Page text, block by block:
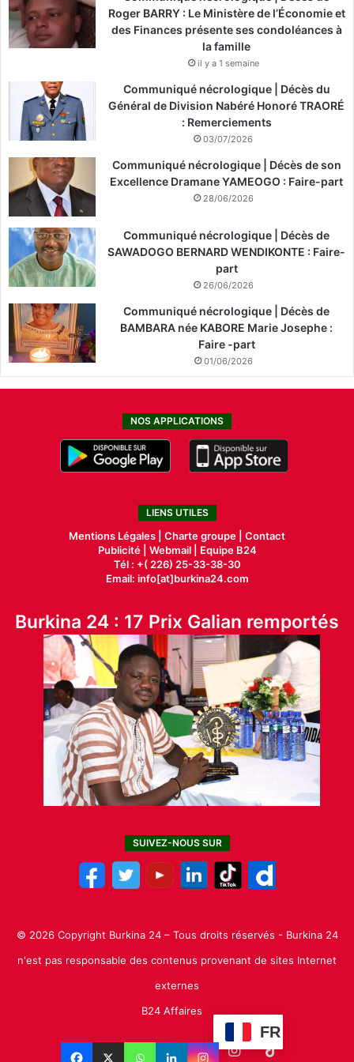
Roger BARRY : Le Ministère de l’Économie et
des Finances présente ses condoléances à
la famille
il y a 1 semaine
Communiqué nécrologique | Décès du
Général de Division Nabéré Honoré TRAORÉ
: Remerciements
03/07/2026
Communiqué nécrologique | Décès de son
Excellence Dramane YAMEOGO : Faire-part
28/06/2026
Communiqué nécrologique | Décès de
SAWADOGO BERNARD WENDIKONTE : Faire-
part
26/06/2026
Communiqué nécrologique | Décès de
BAMBARA née KABORE Marie Josephe :
Faire -part
01/06/2026
NOS APPLICATIONS
LIENS UTILES
Mentions Légales | Charte groupe | Contact
Publicité| Webmail |
Equipe B24
Tél : +( 226) 25-33-38-30
Email: info[at]burkina24.com
Burkina 24 : 17 Prix Galian remportés
SUIVEZ-NOUS SUR
© 2026 Copyright Burkina 24 – Tous droits réservés - Burkina 24
n'est pas responsable des contenus provenant de sites Internet
externes
B24 Affaires
FR
Facebook LinkedinYouTubeInstagram
TikTok